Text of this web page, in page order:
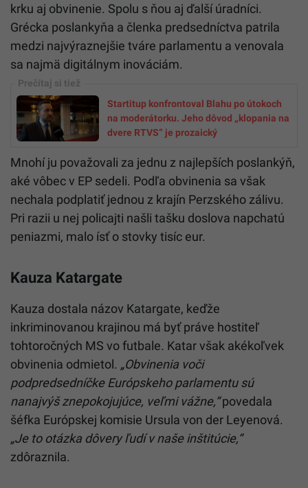
krku aj obvinenie. Spolu s ňou aj ďalší úradníci.
Grécka poslankyňa a členka predsedníctva patrila
medzi najvýraznejšie tváre parlamentu a venovala
sa najmä digitálnym inováciám.
Startitup konfrontoval Blahu po útokoch
na moderátorku. Jeho dôvod „klopania na
dvere RTVS“ je prozaický
Mnohí ju považovali za jednu z najlepších poslankýň,
aké vôbec v EP sedeli. Podľa obvinenia sa však
nechala podplatiť jednou z krajín Perzského zálivu.
Pri razii u nej policajti našli tašku doslova napchatú
peniazmi, malo ísť o stovky tisíc eur.
Kauza Katargate
Kauza dostala názov Katargate, keďže
inkriminovanou krajinou má byť práve hostiteľ
tohtoročných MS vo futbale. Katar však akékoľvek
obvinenia odmietol. „Obvinenia voči
podpredsedníčke Európskeho parlamentu sú
nanajvýš znepokojujúce, veľmi vážne,“povedala
šéfka Európskej komisie Ursula von der Leyenová.
„Je to otázka dôvery ľudí v naše inštitúcie,“
zdôraznila.